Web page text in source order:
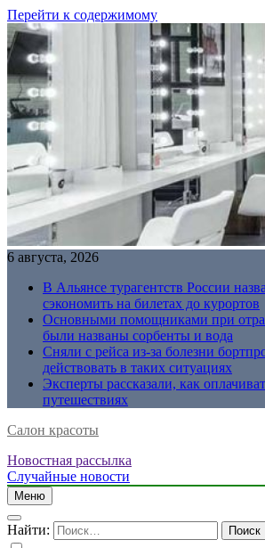
Перейти к содержимому
6 августа, 2026
В Альянсе турагентств России
сэкономить на билетах до курортов
Основными помощниками при
были названы сорбенты и вода
Сняли с рейса из-за болезни
действовать в таких ситуациях
Эксперты рассказали, как
путешествиях
Салон красоты
Новостная рассылка
Случайные новости
Меню
Найти: